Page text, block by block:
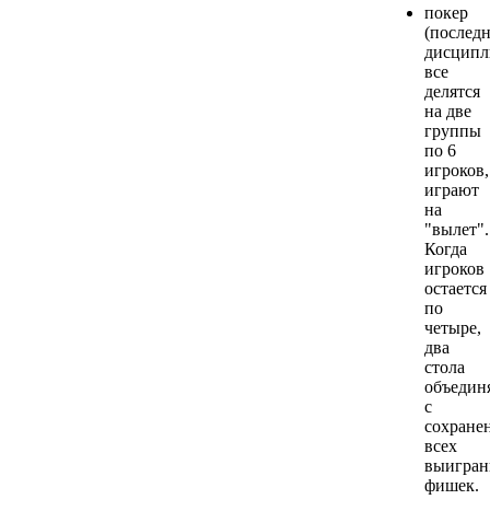
покер
все
делятся
на две
группы
по 6
игроков,
играют
на
"вылет".
Когда
игроков
остается
по
четыре,
два
стола
с
всех
фишек.